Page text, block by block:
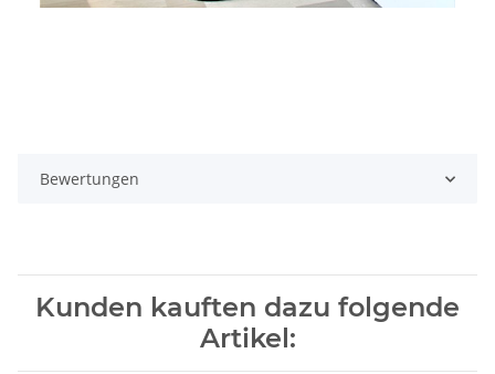
Bewertungen
Kunden kauften dazu folgende
Artikel: